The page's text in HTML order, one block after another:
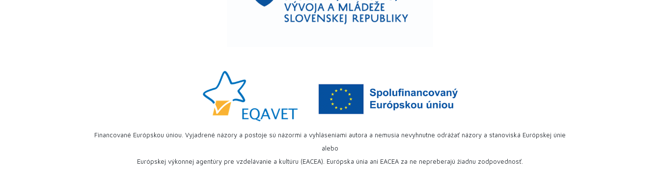
Financované Európskou úniou. Vyjadrené názory a postoje sú názormi a vyhláseniami autora a nemusia nevyhnutne odrážať názory a stanoviská Európskej únie
alebo
Európskej výkonnej agentúry pre vzdelávanie a kultúru (EACEA). Európska únia ani EACEA za ne nepreberajú žiadnu zodpovednosť.